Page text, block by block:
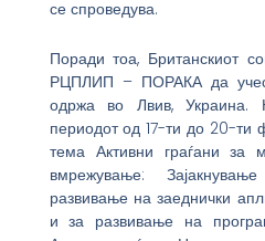
се спроведува.
Поради тоа, Британскиот
РЦПЛИП – ПОРАКА да
одржа во Лвив, Украина.
периодот од 17-ти до 20-ти
тема Активни граѓани за
вмрежување:
развивање на заеднички
и за развивање на